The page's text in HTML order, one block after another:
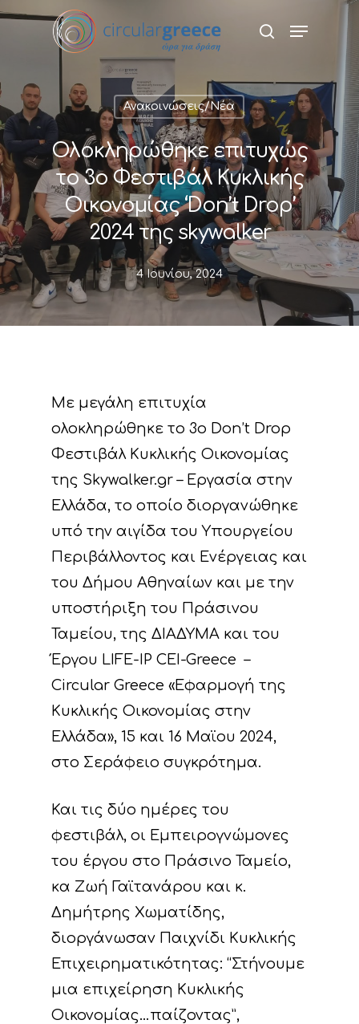
Hit enter to search or ESC to close
Ανακοινώσεις/Νέα
Ολοκληρώθηκε επιτυχώς
το 3o Φεστιβάλ Κυκλικής
Οικονομίας ‘Don’t Drop’
2024 της skywalker
4 Ιουνίου, 2024
Με μεγάλη επιτυχία
ολοκληρώθηκε το 3ο Don’t Drop
Φεστιβάλ Κυκλικής Οικονομίας
της Skywalker.gr – Εργασία στην
Ελλάδα, το οποίο διοργανώθηκε
υπό την αιγίδα του Υπουργείου
Περιβάλλοντος και Ενέργειας και
του Δήμου Αθηναίων και με την
υποστήριξη του Πράσινου
Ταμείου, της ΔΙΑΔΥΜΑ και του
Έργου LIFE-IP CEI-Greece –
Circular Greece «Εφαρμογή της
Κυκλικής Οικονομίας στην
Ελλάδα», 15 και 16 Μαϊου 2024,
στο Σεράφειο συγκρότημα.
Και τις δύο ημέρες του
φεστιβάλ, οι Εμπειρογνώμονες
του έργου στο Πράσινο Ταμείο,
κα Ζωή Γαϊτανάρου και κ.
Δημήτρης Χωματίδης,
διοργάνωσαν Παιχνίδι Κυκλικής
Επιχειρηματικότητας: “Στήνουμε
μια επιχείρηση Κυκλικής
Οικονομίας…παίζοντας”,